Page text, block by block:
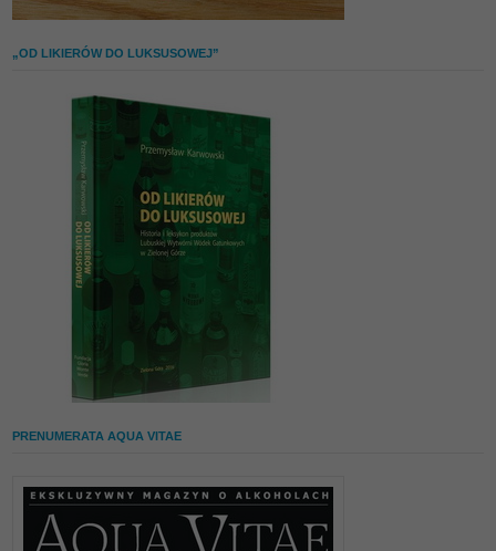
„OD LIKIERÓW DO LUKSUSOWEJ”
PRENUMERATA AQUA VITAE